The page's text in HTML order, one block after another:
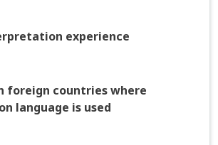
experience
foreign countries where
language is used